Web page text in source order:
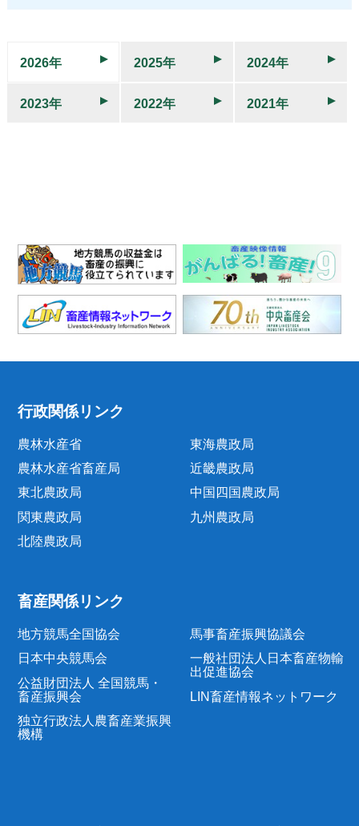
2026年 2025年 2024年
2023年 2022年 2021年
行政関係リンク
農林水産省
農林水産省畜産局
東北農政局
関東農政局
北陸農政局
東海農政局
近畿農政局
中国四国農政局
九州農政局
畜産関係リンク
地方競馬全国協会
日本中央競馬会
公益財団法人 全国競馬・
畜産振興会
独立行政法人農畜産業振興
機構
馬事畜産振興協議会
一般社団法人日本畜産物輸
出促進協会
LIN畜産情報ネットワーク